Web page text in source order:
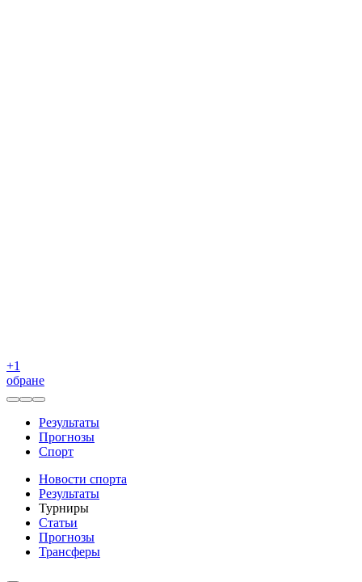
+1
обране
Результаты
Прогнозы
Спорт
Новости спорта
Результаты
Турниры
Статьи
Прогнозы
Трансферы